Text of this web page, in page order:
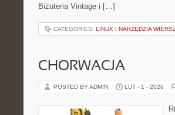
Biżuteria Vintage i […]
CATEGORIES: LINUX I NARZĘDZIA
CHORWACJA
POSTED BY ADMIN LUT - 1 - 2026